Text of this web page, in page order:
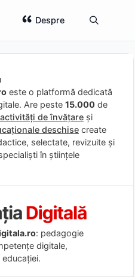
Despre
este o platformă dedicată
Are peste 15.000 de
de învățare și
deschise create
selectate, revizuite și
în științele
: pedagogie
digitale,